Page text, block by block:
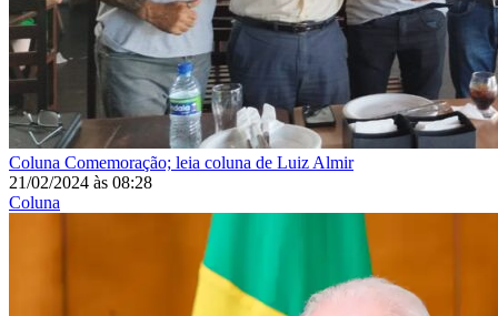
Coluna Comemoração; leia coluna de Luiz Almir
21/02/2024 às 08:28
Coluna